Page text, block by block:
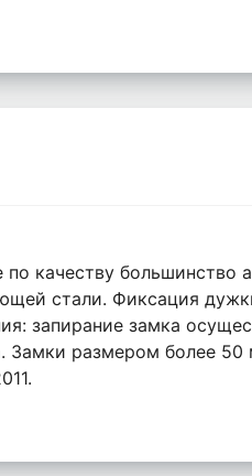
качеству большинство
стали. Фиксация
запирание замка
Замки размером более